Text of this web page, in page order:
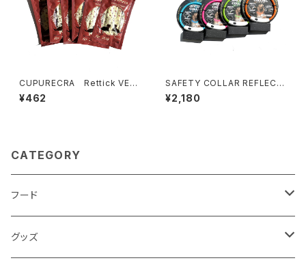
CUPURECRA Rettick VENI
SON EXTREME クプレラ レ
ティック ベニソン エクストリー
¥462
SAFETY COLLAR REFLECT
35 セーフティ カラー リフレク
ト35
¥2,180
CATEGORY
フード
ドライフード
グッズ